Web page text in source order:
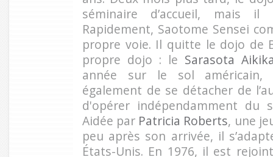
séminaire d’accueil, mais
Rapidement, Saotome Sensei
propre voie. Il quitte le dojo de
propre dojo : le Sarasota
année sur le sol américain,
également de se détacher de
d'opérer indépendamment du
Aidée par Patricia Roberts, une
peu après son arrivée, il
États-Unis. En 1976, il est